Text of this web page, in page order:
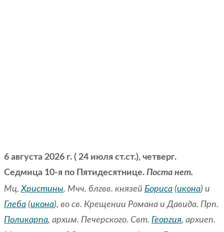
6 августа 2026 г. ( 24 июля ст.ст.), четверг.
Седмица 10-я по Пятидесятнице. Поста нет.
Мц.Христины. Мчч. блгвв. князей Бориса (икона) и
Глеба (икона), во св. Крещении Романа и Давида. Прп.
Поликарпа, архим. Печерского. Свт. Георгия, архиеп.